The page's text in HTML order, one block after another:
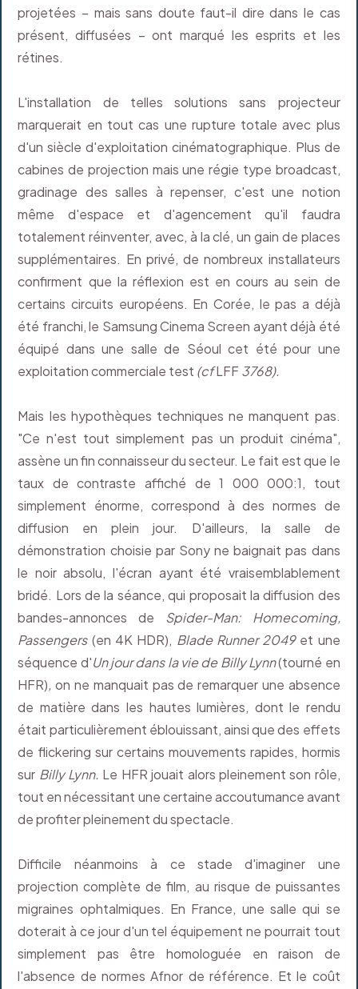
projetées – mais sans doute faut-il dire dans le cas
présent, diffusées – ont marqué les esprits et les
rétines.
L'installation de telles solutions sans projecteur
marquerait en tout cas une rupture totale avec plus
d'un siècle d'exploitation cinématographique. Plus de
cabines de projection mais une régie type broadcast,
gradinage des salles à repenser, c'est une notion
même d'espace et d'agencement qu'il faudra
totalement réinventer, avec, à la clé, un gain de places
supplémentaires. En privé, de nombreux installateurs
confirment que la réflexion est en cours au sein de
certains circuits européens. En Corée, le pas a déjà
été franchi, le Samsung Cinema Screen ayant déjà été
équipé dans une salle de Séoul cet été pour une
exploitation commerciale test (cfLFF 3768).
Mais les hypothèques techniques ne manquent pas.
"Ce n'est tout simplement pas un produit cinéma",
assène un fin connaisseur du secteur. Le fait est que le
taux de contraste affiché de 1 000 000:1, tout
simplement énorme, correspond à des normes de
diffusion en plein jour. D'ailleurs, la salle de
démonstration choisie par Sony ne baignait pas dans
le noir absolu, l'écran ayant été vraisemblablement
bridé. Lors de la séance, qui proposait la diffusion des
bandes-annonces de Spider-Man: Homecoming,
Passengers(en 4K HDR), Blade Runner 2049 et une
séquence d'Un jour dans la vie de Billy Lynn(tourné en
HFR),on ne manquait pas de remarquer une absence
de matière dans les hautes lumières, dont le rendu
était particulièrement éblouissant, ainsi que des effets
de flickering sur certains mouvements rapides, hormis
sur Billy Lynn. Le HFR jouait alors pleinement son rôle,
tout en nécessitant une certaine accoutumance avant
de profiter pleinement du spectacle.
Difficile néanmoins à ce stade d'imaginer une
projection complète de film, au risque de puissantes
migraines ophtalmiques. En France, une salle qui se
doterait à ce jour d'un tel équipement ne pourrait tout
simplement pas être homologuée en raison de
l'absence de normes Afnor de référence. Et le coût